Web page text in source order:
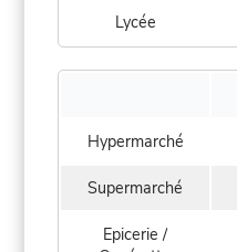
Lycée
Hypermarché
Supermarché
Epicerie /